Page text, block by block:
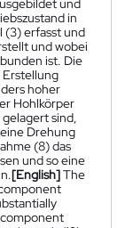
und
in
(3) erfasst und
und wobei
ist. Die
hoher
Hohlkörper
sind,
Drehung
(8) das
und so eine
[English]The